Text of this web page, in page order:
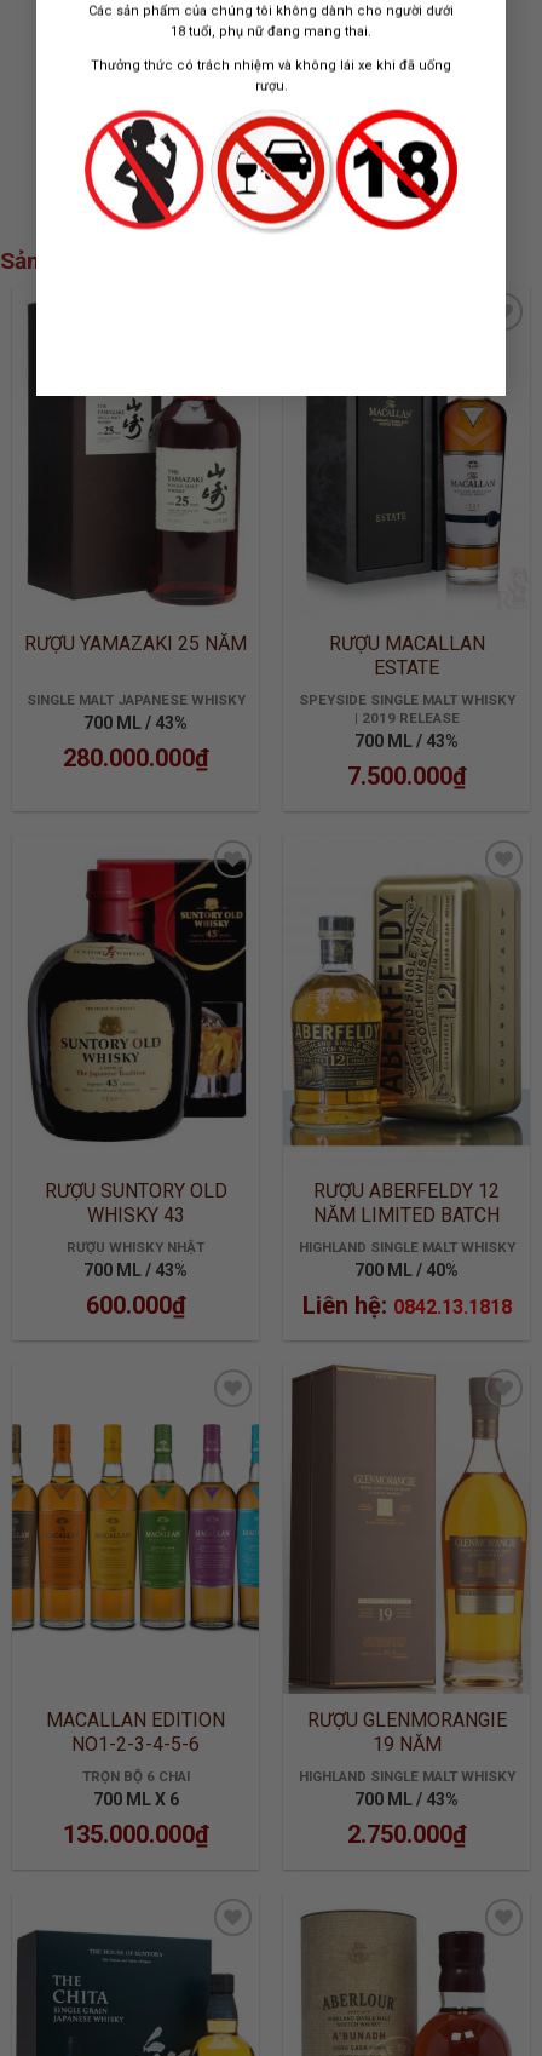
Các sản phẩm của chúng tôi không dành cho người dưới
18 tuổi, phụ nữ đang mang thai.
Thưởng thức có trách nhiệm và không lái xe khi đã uống
rượu.
RƯỢU VANG CASA
SAUVIGNON
330.000₫
RƯỢU VANG TARAPACA
SAUVIGNON
550.000₫
Sản phẩm xem nhiều nhất
ADD TO
WISHLIST
RƯỢU YAMAZAKI 25 NĂM
SINGLE MALT JAPANESE WHISKY
700 ML / 43%
280.000.000₫
ADD TO
WISHLIST
RƯỢU MACALLAN
ESTATE
SPEYSIDE SINGLE MALT WHISKY
| 2019 RELEASE
700 ML / 43%
7.500.000₫
ADD TO
WISHLIST
RƯỢU SUNTORY OLD
WHISKY 43
RƯỢU WHISKY NHẬT
700 ML / 43%
600.000₫
ADD TO
WISHLIST
RƯỢU ABERFELDY 12
NĂM LIMITED BATCH
2905
HIGHLAND SINGLE MALT WHISKY
700 ML / 40%
Liên hệ: 0842.13.1818
ADD TO
WISHLIST
MACALLAN EDITION
NO1-2-3-4-5-6
TRỌN BỘ 6 CHAI
700 ML X 6
135.000.000₫
ADD TO
WISHLIST
RƯỢU GLENMORANGIE
19 NĂM
HIGHLAND SINGLE MALT WHISKY
700 ML / 43%
2.750.000₫
WISHLIST
ADD TO
WISHLIST